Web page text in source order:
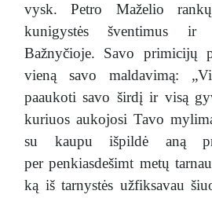
vysk. Petro Maželio
kunigystės šventimus ir
Bažnyčioje. Savo primicijų
vieną savo maldavimą:
paaukoti savo širdį ir visą
kuriuos aukojosi Tavo
su kaupu išpildė aną
per penkiasdešimt metų
ką iš tarnystės užfiksavau